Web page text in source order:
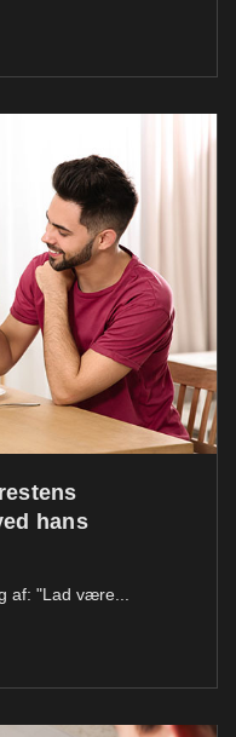
hans
af: "Lad være...